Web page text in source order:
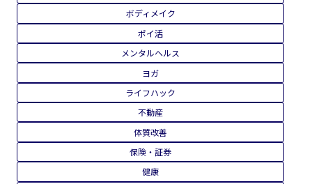
ボディメイク
ポイ活
メンタルヘルス
ヨガ
ライフハック
不動産
体質改善
保険・証券
健康